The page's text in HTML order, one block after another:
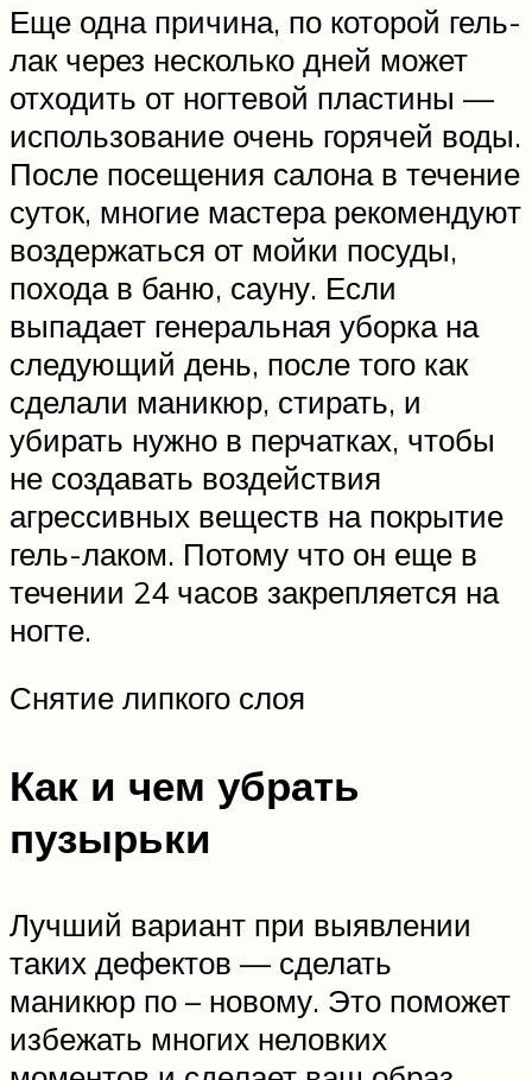
Еще одна причина, по которой гель-
лак через несколько дней может
отходить от ногтевой пластины —
использование очень горячей воды.
После посещения салона в течение
суток, многие мастера рекомендуют
воздержаться от мойки посуды,
похода в баню, сауну. Если
выпадает генеральная уборка на
следующий день, после того как
сделали маникюр, стирать, и
убирать нужно в перчатках, чтобы
не создавать воздействия
агрессивных веществ на покрытие
гель-лаком. Потому что он еще в
течении 24 часов закрепляется на
ногте.
Снятие липкого слоя
Как и чем убрать
пузырьки
Лучший вариант при выявлении
таких дефектов — сделать
маникюр по – новому. Это поможет
избежать многих неловких